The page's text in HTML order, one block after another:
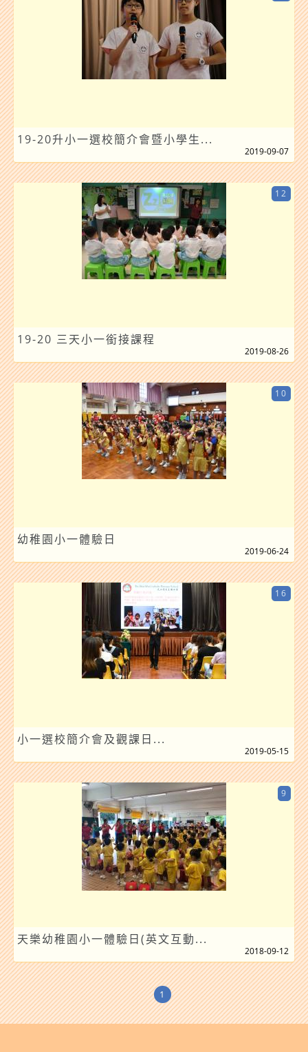
19-20升小一選校簡介會暨小學生...
2019-09-07
19-20 三天小一銜接課程
12
2019-08-26
幼稚園小一體驗日
10
2019-06-24
小一選校簡介會及觀課日...
16
2019-05-15
天樂幼稚園小一體驗日(英文互動...
9
2018-09-12
1